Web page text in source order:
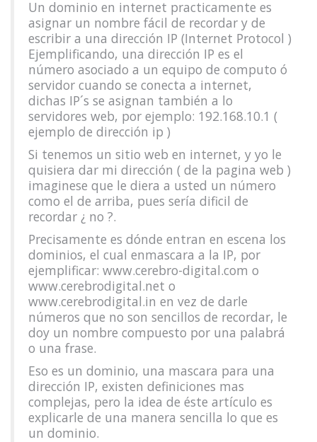
Un dominio en internet practicamente es
asignar un nombre fácil de recordar y de
escribir a una dirección IP (Internet Protocol )
Ejemplificando, una dirección IP es el
número asociado a un equipo de computo ó
servidor cuando se conecta a internet,
dichas IP´s se asignan también a lo
servidores web, por ejemplo: 192.168.10.1 (
ejemplo de dirección ip )
Si tenemos un sitio web en internet, y yo le
quisiera dar mi dirección ( de la pagina web )
imaginese que le diera a usted un número
como el de arriba, pues sería dificil de
recordar ¿ no ?.
Precisamente es dónde entran en escena los
dominios, el cual enmascara a la IP, por
ejemplificar: www.cerebro-digital.com o
www.cerebrodigital.net o
www.cerebrodigital.in en vez de darle
números que no son sencillos de recordar, le
doy un nombre compuesto por una palabrá
o una frase.
Eso es un dominio, una mascara para una
dirección IP, existen definiciones mas
complejas, pero la idea de éste artículo es
explicarle de una manera sencilla lo que es
un dominio.